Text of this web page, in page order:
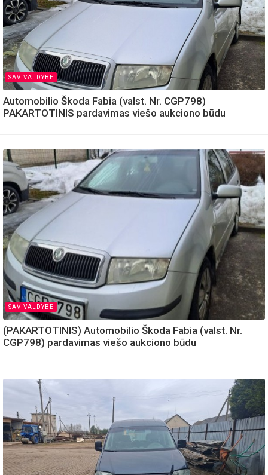
SAVIVALDYBE
Automobilio Škoda Fabia (valst. Nr. CGP798)
PAKARTOTINIS pardavimas viešo aukciono būdu
SAVIVALDYBE
(PAKARTOTINIS) Automobilio Škoda Fabia (valst. Nr.
CGP798) pardavimas viešo aukciono būdu